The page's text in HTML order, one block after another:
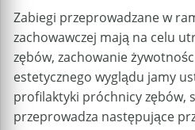
Zabiegi przeprowadzane w
zachowawczej mają na celu
zębów, zachowanie
estetycznego wyglądu jamy
profilaktyki próchnicy zębów,
przeprowadza następujące